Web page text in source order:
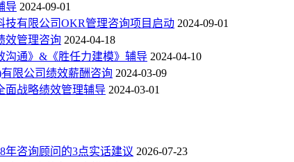
导 2024-09-01
技有限公司OKR管理咨询项目启动 2024-09-01
效管理咨询 2024-04-18
沟通》&《胜任力建模》辅导 2024-04-10
限公司绩效薪酬咨询 2024-03-09
面战略绩效管理辅导 2024-03-01
年咨询顾问的3点实话建议 2026-07-23